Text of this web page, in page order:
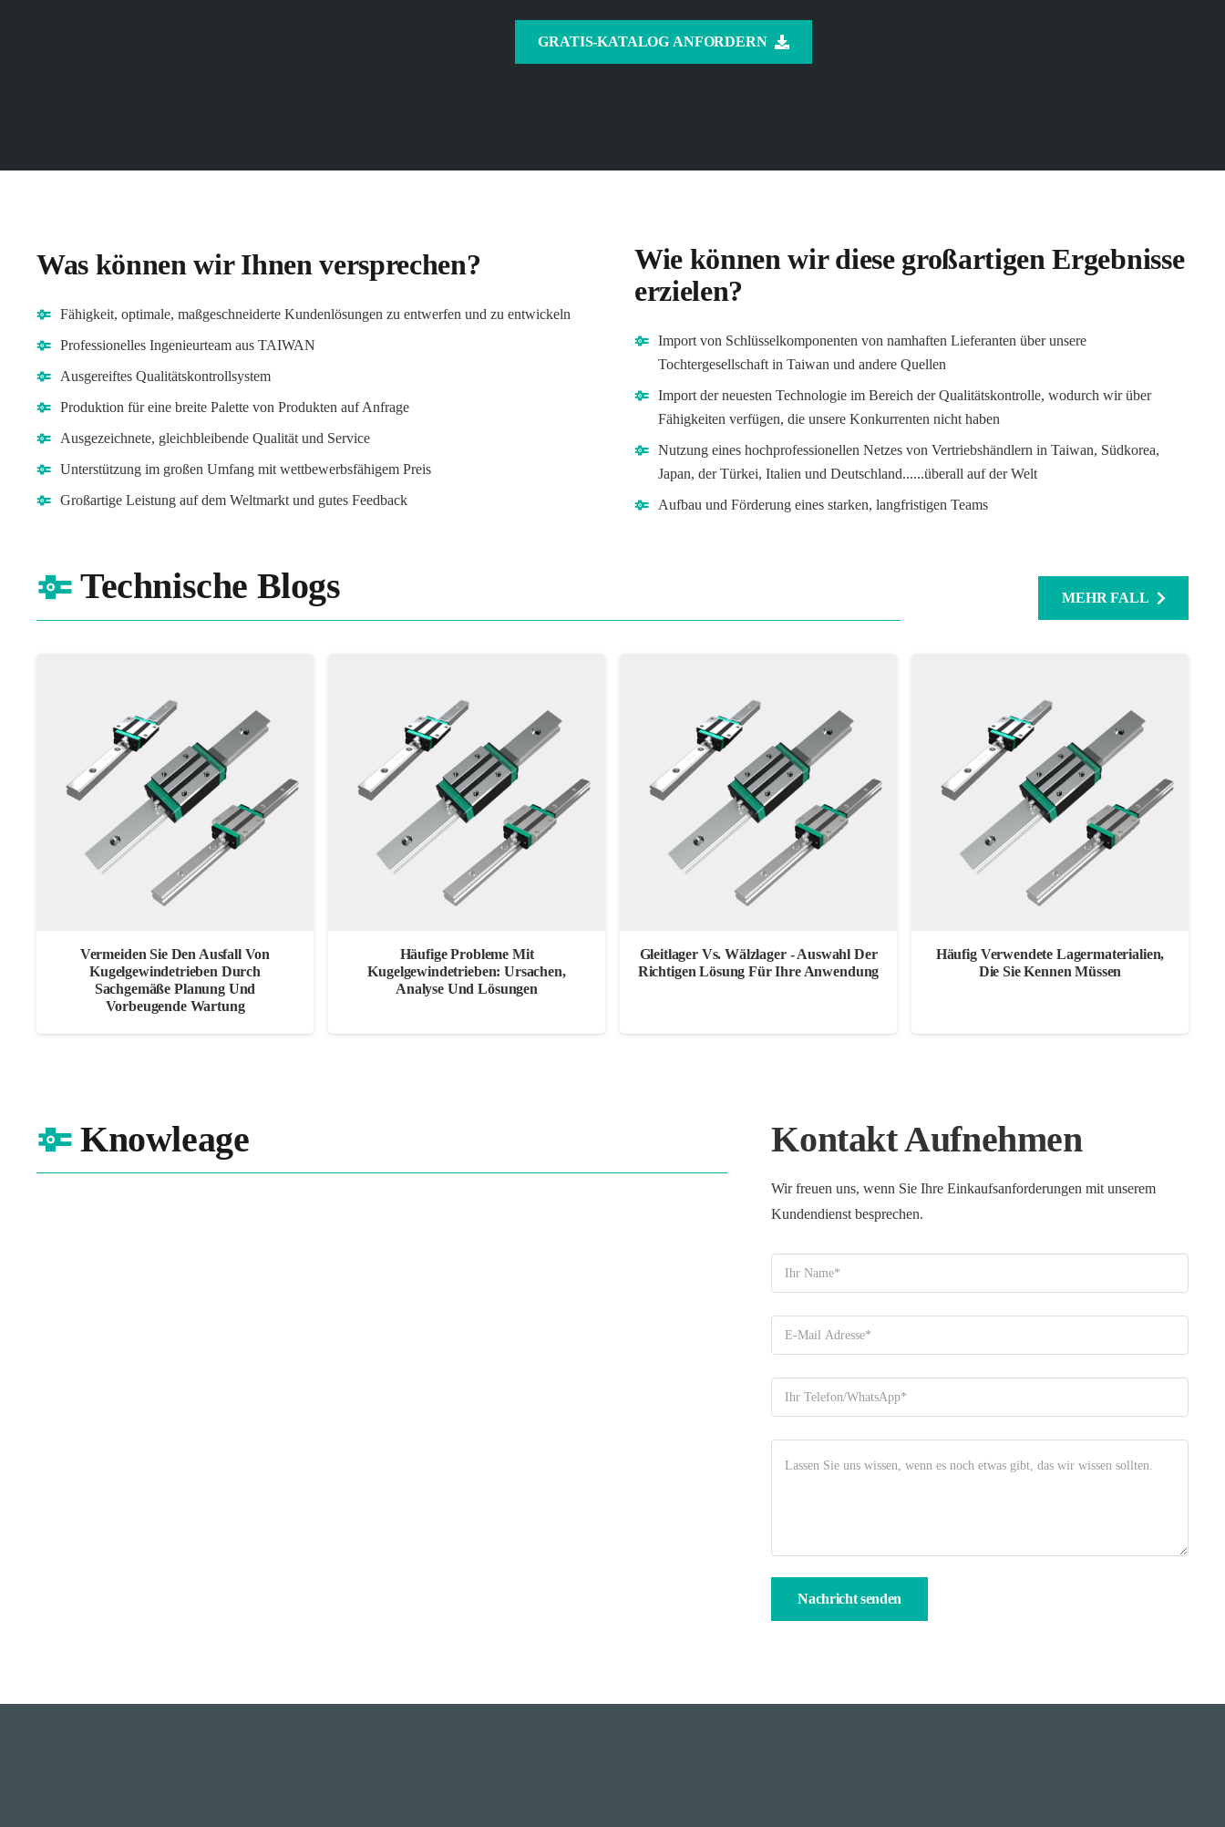
GRATIS-KATALOG ANFORDERN
Was können wir Ihnen versprechen?
Fähigkeit, optimale, maßgeschneiderte Kundenlösungen zu entwerfen und zu entwickeln
Professionelles Ingenieurteam aus TAIWAN
Ausgereiftes Qualitätskontrollsystem
Produktion für eine breite Palette von Produkten auf Anfrage
Ausgezeichnete, gleichbleibende Qualität und Service
Unterstützung im großen Umfang mit wettbewerbsfähigem Preis
Großartige Leistung auf dem Weltmarkt und gutes Feedback
Wie können wir diese großartigen Ergebnisse
erzielen?
Import von Schlüsselkomponenten von namhaften Lieferanten über unsere
Tochtergesellschaft in Taiwan und andere Quellen
Import der neuesten Technologie im Bereich der Qualitätskontrolle, wodurch wir über
Fähigkeiten verfügen, die unsere Konkurrenten nicht haben
Nutzung eines hochprofessionellen Netzes von Vertriebshändlern in Taiwan, Südkorea,
Japan, der Türkei, Italien und Deutschland......überall auf der Welt
Aufbau und Förderung eines starken, langfristigen Teams
Technische Blogs MEHR FALL
Vermeiden Sie Den Ausfall Von
Kugelgewindetrieben Durch
Sachgemäße Planung Und
Vorbeugende Wartung
Häufige Probleme Mit
Kugelgewindetrieben: Ursachen,
Analyse Und Lösungen
Gleitlager Vs. Wälzlager - Auswahl Der
Richtigen Lösung Für Ihre Anwendung
Häufig Verwendete Lagermaterialien,
Die Sie Kennen Müssen
Knowleage Kontakt Aufnehmen
Wir freuen uns, wenn Sie Ihre Einkaufsanforderungen mit unserem
Kundendienst besprechen.